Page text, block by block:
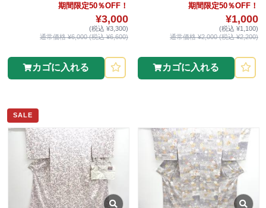
期間限定50％OFF！
¥3,000
(税込 ¥3,300)
通常価格 ¥6,000 (税込 ¥6,600)
カゴに入れる
期間限定50％OFF！
¥1,000
(税込 ¥1,100)
通常価格 ¥2,000 (税込 ¥2,200)
カゴに入れる
SALE